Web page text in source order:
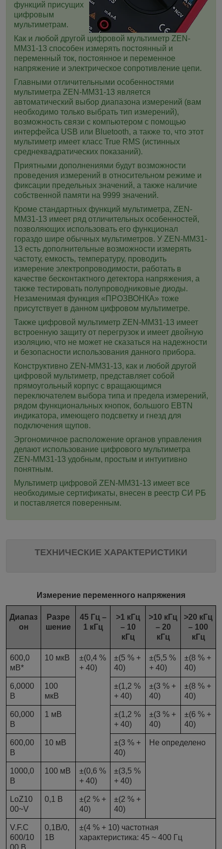
функций присущих
цифровым
мультиметрам.
Как и любой другой цифровой мультиметр ZEN-
MM31-13 способен измерять постоянный и
переменный ток, постоянное и переменное
напряжение и электрическое сопротивление цепи.
Главными отличительными особенностями
мультиметра ZEN-MM31-13 является
автоматический выбор диапазона измерений (вам
необходимо только выбрать тип измерений),
возможность связи с компьютером с помощью
интерфейса USB или Bluetooth, а также то, что этот
мультиметр имеет класс True RMS (истинных
среднеквадратических показаний).
Приятными дополнениями будут возможности
проведения измерений в относительном режиме и
фиксации предельных значений, а также наличие
собственной памяти на 9999 значений.
Кроме стандартных функций мультиметра, ZEN-
MM31-13 имеет ряд отличительных особенностей,
позволяющих использовать его функционал
гораздо шире обычных мультиметров. У ZEN-MM31-
13 есть дополнительные возможности измерять
частоту, емкость, температуру, проводить
измерение электропроводимости, работать в
качестве бесконтактного детектора напряжения, а
также тестировать полупроводниковые диоды.
Незаменимая функция «ПРОЗВОНКА» тоже
присутствует в данном цифровом мультиметре.
Также цифровой мультиметр ZEN-MM31-13 имеет
встроенную защиту от перегрузок и имеет двойную
изоляцию, что не может не сказаться на надежности
и безопасности использования данного прибора.
Конструктивно ZEN-MM31-13, как и любой другой
цифровой мультиметр, представляет собой
прямоугольный корпус с вращающимся
переключателем выбора типа и предела измерений,
рядом функциональных кнопок, большого EBTN
индикатора, имеющего подсветку и гнезд для
подключения щупов.
Эргономичное расположение органов управления
делают использование цифрового мультиметра
ZEN-MM31-13 удобным, простым и интуитивно
понятным.
Мультиметр цифровой ZEN-MM31-13 имеет все
необходимые сертификаты, внесен в реестр СИ РБ
и поставляется поверенным.
ТЕХНИЧЕСКИЕ ХАРАКТЕРИСТИКИ
Измерение переменного напряжения
Диапаз
он
Разре
шение
45 Гц –
1 кГц
˃1 кГц
– 10
кГц
˃10 кГц
– 20
кГц
˃20 кГц
– 100
кГц
600,0
мВ*
10 мкВ
±(0,4 %
+ 40)
±(5 % +
40)
±(5,5 %
+ 40)
±(8 % +
40)
6,0000
В
100
мкВ
±(1,2 %
+ 40)
±(3 % +
40)
±(8 % +
40)
60,000
В
1 мВ
±(1,2 %
+ 40)
±(3 % +
40)
±(6 % +
40)
600,00
В
10 мВ
±(3 % +
40)
Не определено
1000,0
В
100 мВ
±(0,6 %
+ 40)
±(3,5 %
+ 40)
LoZ10
00~V
0,1 В
±(2 % +
40)
±(2 % +
40)
V.F.C
600/10
0,1В/0,
1В
±(4 % + 10) частотная
характеристика: 45 ~ 400 Гц